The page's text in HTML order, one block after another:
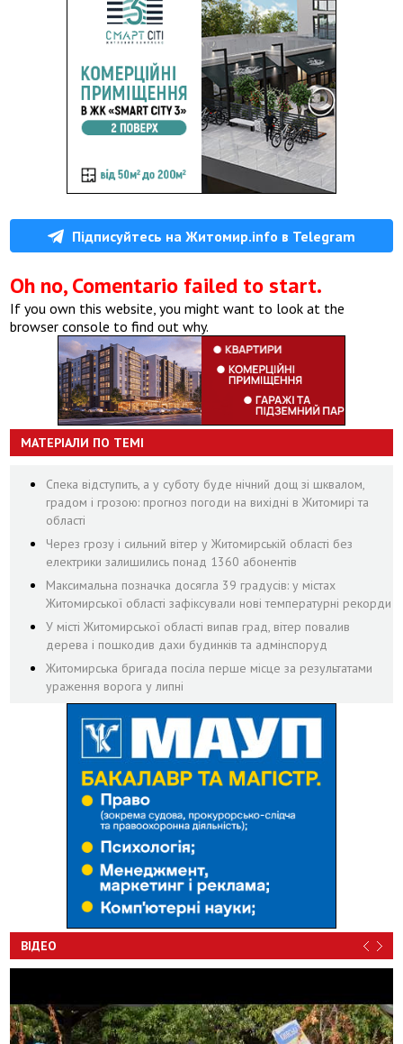
Підписуйтесь на Житомир.info в Telegram
Oh no, Comentario failed to start.
If you own this website, you might want to look at the
browser console to find out why.
МАТЕРІАЛИ ПО ТЕМІ
Спека відступить, а у суботу буде нічний дощ зі шквалом,
градом і грозою: прогноз погоди на вихідні в Житомирі та
області
Через грозу і сильний вітер у Житомирській області без
електрики залишились понад 1360 абонентів
Максимальна позначка досягла 39 градусів: у містах
Житомирської області зафіксували нові температурні рекорди
У місті Житомирської області випав град, вітер повалив
дерева і пошкодив дахи будинків та адмінспоруд
Житомирська бригада посіла перше місце за результатами
ураження ворога у липні
ВІДЕО